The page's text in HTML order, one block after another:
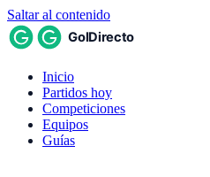
Saltar al contenido
Inicio
Partidos hoy
Competiciones
Equipos
Guías